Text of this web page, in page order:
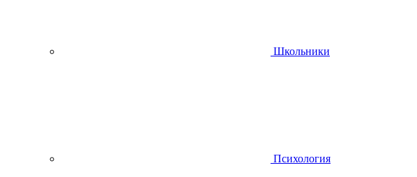
Школьники
Психология